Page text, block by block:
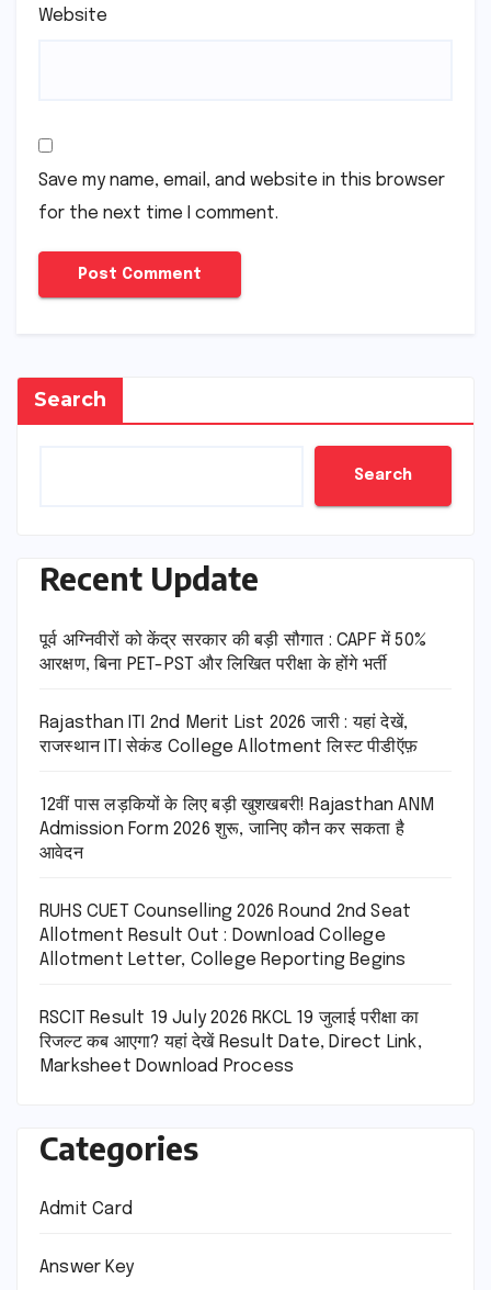
Website
Save my name, email, and website in this browser
for the next time I comment.
Search
Search
Recent Update
पूर्व अग्निवीरों को केंद्र सरकार की बड़ी सौगात : CAPF में 50%
आरक्षण, बिना PET-PST और लिखित परीक्षा के होंगे भर्ती
Rajasthan ITI 2nd Merit List 2026 जारी : यहां देखें,
राजस्थान ITI सेकंड College Allotment लिस्ट पीडीऍफ़
12वीं पास लड़कियों के लिए बड़ी खुशखबरी! Rajasthan ANM
Admission Form 2026 शुरू, जानिए कौन कर सकता है
आवेदन
RUHS CUET Counselling 2026 Round 2nd Seat
Allotment Result Out : Download College
Allotment Letter, College Reporting Begins
RSCIT Result 19 July 2026 RKCL 19 जुलाई परीक्षा का
रिजल्ट कब आएगा? यहां देखें Result Date, Direct Link,
Marksheet Download Process
Categories
Admit Card
Answer Key